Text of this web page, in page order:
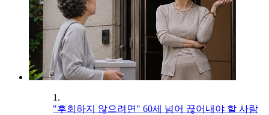
1.
"후회하지 않으려면" 60세 넘어 끊어내야 할 사람